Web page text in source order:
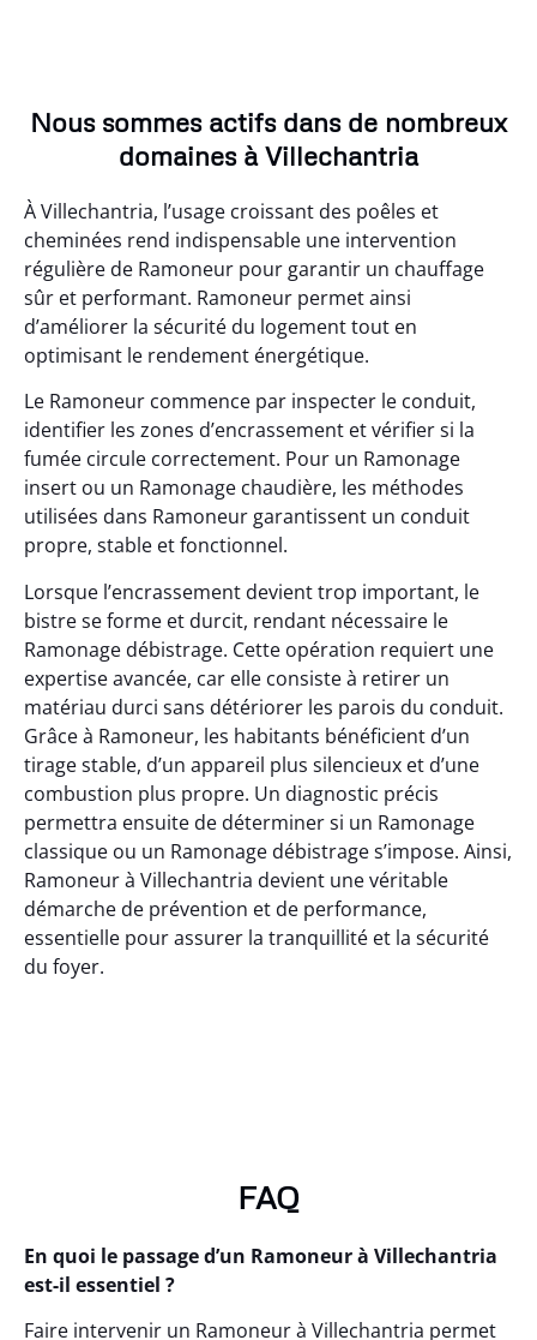
Nous sommes actifs dans de nombreux
domaines à Villechantria
À Villechantria, l’usage croissant des poêles et
cheminées rend indispensable une intervention
régulière de Ramoneur pour garantir un chauffage
sûr et performant. Ramoneur permet ainsi
d’améliorer la sécurité du logement tout en
optimisant le rendement énergétique.
Le Ramoneur commence par inspecter le conduit,
identifier les zones d’encrassement et vérifier si la
fumée circule correctement. Pour un Ramonage
insert ou un Ramonage chaudière, les méthodes
utilisées dans Ramoneur garantissent un conduit
propre, stable et fonctionnel.
Lorsque l’encrassement devient trop important, le
bistre se forme et durcit, rendant nécessaire le
Ramonage débistrage. Cette opération requiert une
expertise avancée, car elle consiste à retirer un
matériau durci sans détériorer les parois du conduit.
Grâce à Ramoneur, les habitants bénéficient d’un
tirage stable, d’un appareil plus silencieux et d’une
combustion plus propre. Un diagnostic précis
permettra ensuite de déterminer si un Ramonage
classique ou un Ramonage débistrage s’impose. Ainsi,
Ramoneur à Villechantria devient une véritable
démarche de prévention et de performance,
essentielle pour assurer la tranquillité et la sécurité
du foyer.
FAQ
En quoi le passage d’un Ramoneur à Villechantria
est-il essentiel ?
Faire intervenir un Ramoneur à Villechantria permet